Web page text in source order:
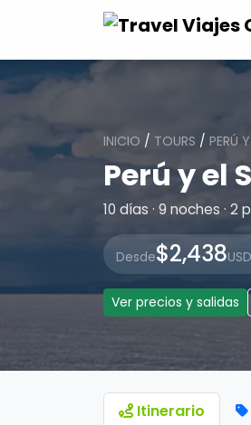
INICIO / TOURS / PERÚ
Perú y el
10 días · 9 noches · 2
Desde$2,438
Ver precios y salidas
Itinerario